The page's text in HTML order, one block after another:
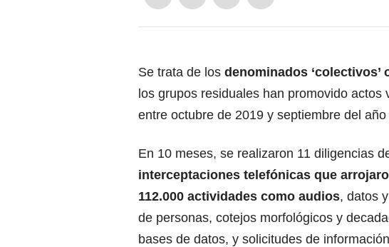
Se trata de los denominados ‘colectivos’
los grupos residuales han promovido
entre octubre de 2019 y septiembre del
En 10 meses, se realizaron 11 diligencias
interceptaciones telefónicas que
112.000 actividades como audios, datos
de personas, cotejos morfológicos y
bases de datos, y solicitudes de